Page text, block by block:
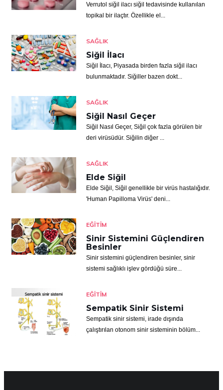
Verrutol siğil ilacı siğil tedavisinde kullanılan
topikal bir ilaçtır. Özellikle el...
SAĞLIK
Siğil İlacı
Siğil İlacı, Piyasada birden fazla siğil ilacı
bulunmaktadır. Siğiller bazen dokt...
SAĞLIK
Siğil Nasıl Geçer
Siğil Nasıl Geçer, Siğil çok fazla görülen bir
deri virüsüdür. Siğilin diğer ...
SAĞLIK
Elde Siğil
Elde Siğil, Siğil genellikle bir virüs hastalığıdır.
'Human Papilloma Virüs' deni...
EĞITIM
Sinir Sistemini Güçlendiren
Besinler
Sinir sistemini güçlendiren besinler, sinir
sistemi sağlıklı işlev gördüğü süre...
EĞITIM
Sempatik Sinir Sistemi
Sempatik sinir sistemi, irade dışında
çalıştırılan otonom sinir sisteminin bölüm...